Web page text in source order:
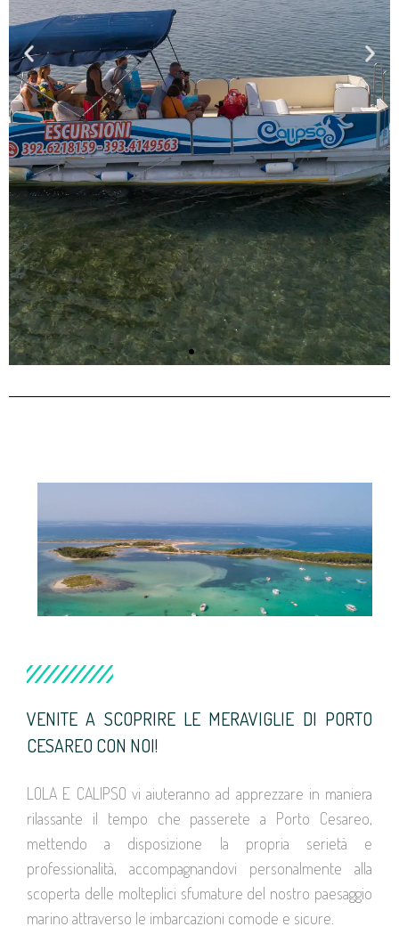
VENITE A SCOPRIRE LE MERAVIGLIE DI PORTO
CESAREO CON NOI!
LOLA E CALIPSO vi aiuteranno ad apprezzare in maniera
rilassante il tempo che passerete a Porto Cesareo,
mettendo a disposizione la propria serietà e
professionalità, accompagnandovi personalmente alla
scoperta delle molteplici sfumature del nostro paesaggio
marino attraverso le imbarcazioni comode e sicure.